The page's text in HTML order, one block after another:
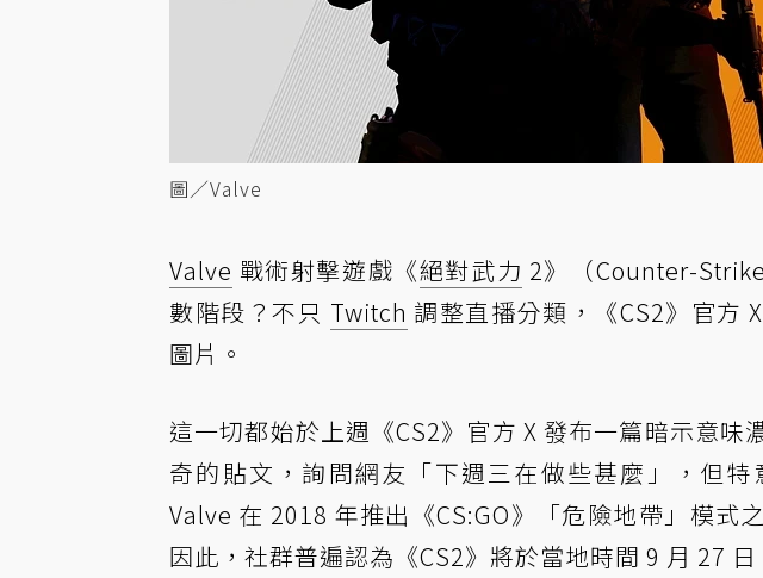
圖／Valve
Valve 戰術射擊遊戲《絕對武力 2》（Counter-
數階段？不只 Twitch 調整直播分類，《CS2》官方
圖片。
這一切都始於上週《CS2》官方 X 發布一篇暗示意味
奇的貼文，詢問網友「下週三在做些甚麼」，但特
Valve 在 2018 年推出《CS:GO》「危險地帶」模式
因此，社群普遍認為《CS2》將於當地時間 9 月 27 日